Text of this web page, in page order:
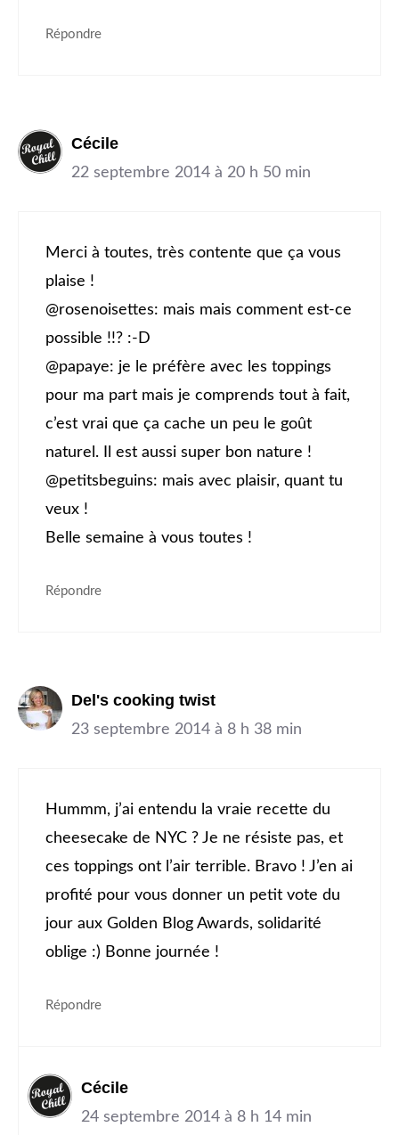
Répondre
Cécile
22 septembre 2014 à 20 h 50 min
Merci à toutes, très contente que ça vous
plaise !
@rosenoisettes: mais mais comment est-ce
possible !!? :-D
@papaye: je le préfère avec les toppings
pour ma part mais je comprends tout à fait,
c’est vrai que ça cache un peu le goût
naturel. Il est aussi super bon nature !
@petitsbeguins: mais avec plaisir, quant tu
veux !
Belle semaine à vous toutes !
Répondre
Del's cooking twist
23 septembre 2014 à 8 h 38 min
Hummm, j’ai entendu la vraie recette du
cheesecake de NYC ? Je ne résiste pas, et
ces toppings ont l’air terrible. Bravo ! J’en ai
profité pour vous donner un petit vote du
jour aux Golden Blog Awards, solidarité
oblige :) Bonne journée !
Répondre
Cécile
24 septembre 2014 à 8 h 14 min